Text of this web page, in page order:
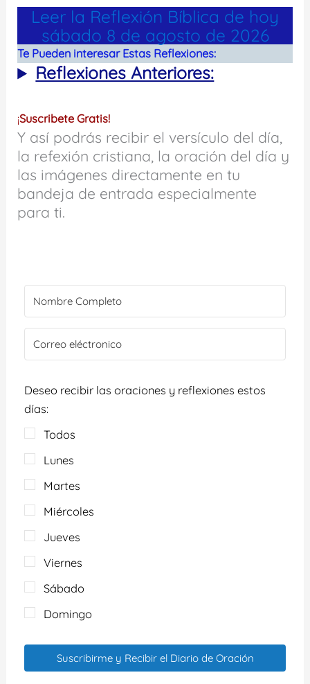
Leer la Reflexión Bíblica de hoy
sábado 8 de agosto de 2026
Te Pueden interesar Estas Reflexiones:
Reflexiones Anteriores:
¡Suscribete Gratis!
Y así podrás recibir el versículo del día,
la refexión cristiana, la oración del día y
las imágenes directamente en tu
bandeja de entrada especialmente
para ti.
Deseo recibir las oraciones y reflexiones estos
días:
Todos
Lunes
Martes
Miércoles
Jueves
Viernes
Sábado
Domingo
Suscribirme y Recibir el Diario de Oración